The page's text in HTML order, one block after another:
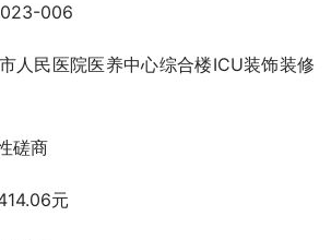
006
人民医院医养中心综合楼ICU装饰装修
磋商
元